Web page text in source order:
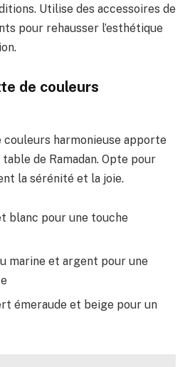
Utilise des accessoires de
pour rehausser l’esthétique
de couleurs
harmonieuse apporte
de Ramadan. Opte pour
la sérénité et la joie.
blanc pour une touche
marine et argent pour une
émeraude et beige pour un